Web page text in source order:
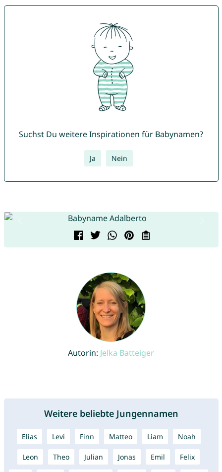
Suchst Du weitere Inspirationen für Babynamen?
Ja Nein
Autorin: Jelka Batteiger
Weitere beliebte Jungennamen
Elias Levi Finn Matteo Liam Noah
Leon Theo Julian Jonas Emil Felix